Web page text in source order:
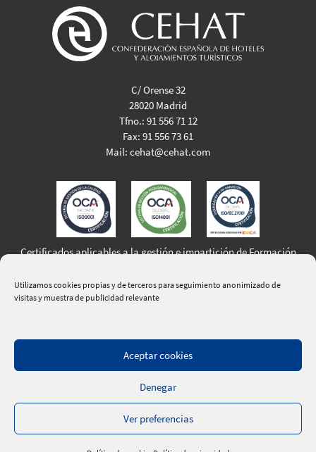
Utilizamos cookies propias y de terceros para seguimiento anonimizado de
visitas y muestra de publicidad relevante
Aceptar cookies
Denegar
Ver preferencias
C/ Orense 32
28020 Madrid
Tfno.: 91 556 71 12
Fax: 91 556 73 61
Mail: cehat@cehat.com
Certificados aplicables a la gestión e impartición de Formación
Política de Privacidad
Política de calidad, medio ambiente y seguridad de la
información
Contacte
® 2020 Confederación Española de Hoteles y Alojamientos